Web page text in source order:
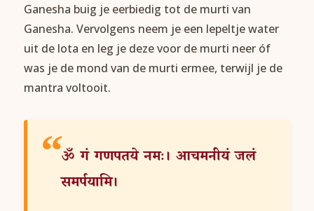
Ganesha buig je eerbiedig tot de murti van
Ganesha. Vervolgens neem je een lepeltje water
uit de lota en leg je deze voor de murti neer óf
was je de mond van de murti ermee, terwijl je de
mantra voltooit.
ॐ गं गणपतये नमः। आचमनीयं जलं
समर्पयामि।